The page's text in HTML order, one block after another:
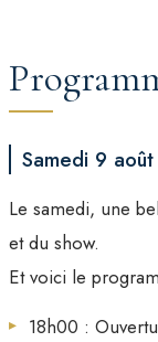
Samedi 9
Le samedi, une
et du show.
Et voici le
18h00 :